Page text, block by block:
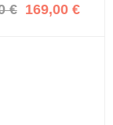
€ 169,00 €